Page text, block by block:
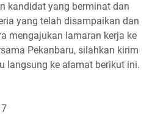
kandidat yang berminat dan
yang telah disampaikan dan
mengajukan lamaran kerja ke
Pekanbaru, silahkan kirim
langsung ke alamat berikut ini.